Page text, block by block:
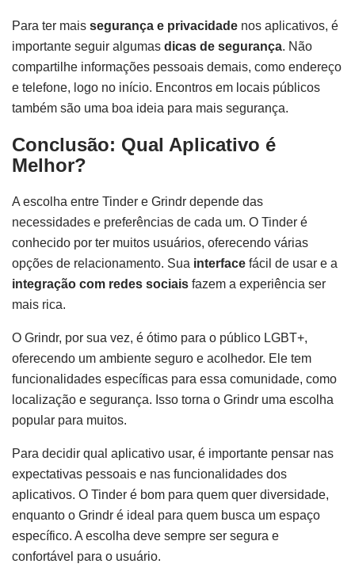
Para ter mais segurança e privacidade nos aplicativos, é
importante seguir algumas dicas de segurança. Não
compartilhe informações pessoais demais, como endereço
e telefone, logo no início. Encontros em locais públicos
também são uma boa ideia para mais segurança.
Conclusão: Qual Aplicativo é
Melhor?
A escolha entre Tinder e Grindr depende das
necessidades e preferências de cada um. O Tinder é
conhecido por ter muitos usuários, oferecendo várias
opções de relacionamento. Sua interface fácil de usar e a
integração com redes sociais fazem a experiência ser
mais rica.
O Grindr, por sua vez, é ótimo para o público LGBT+,
oferecendo um ambiente seguro e acolhedor. Ele tem
funcionalidades específicas para essa comunidade, como
localização e segurança. Isso torna o Grindr uma escolha
popular para muitos.
Para decidir qual aplicativo usar, é importante pensar nas
expectativas pessoais e nas funcionalidades dos
aplicativos. O Tinder é bom para quem quer diversidade,
enquanto o Grindr é ideal para quem busca um espaço
específico. A escolha deve sempre ser segura e
confortável para o usuário.